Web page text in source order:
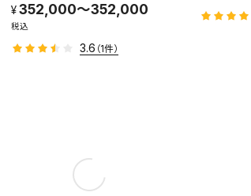
352,000～352,000
税込
3.6 （1件）